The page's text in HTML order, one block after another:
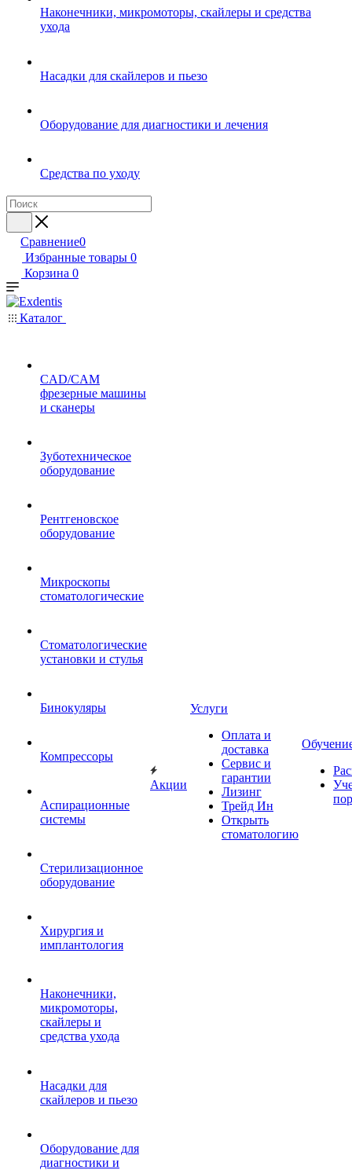
Наконечники, микромоторы, скайлеры и средства
ухода
Насадки для скайлеров и пьезо
Оборудование для диагностики и лечения
Средства по уходу
Сравнение0
Избранные товары 0
Корзина 0
Каталог
CAD/CAM
фрезерные машины
и сканеры
Зуботехническое
оборудование
Рентгеновское
оборудование
Микроскопы
стоматологические
Стоматологические
установки и стулья
Бинокуляры
Компрессоры
Аспирационные
системы
Стерилизационное
оборудование
Хирургия и
имплантология
Наконечники,
микромоторы,
скайлеры и
средства ухода
Насадки для
скайлеров и пьезо
Оборудование для
диагностики и
Акции
Услуги
Оплата и
доставка
Сервис и
гарантии
Лизинг
Трейд Ин
Открыть
стоматологию